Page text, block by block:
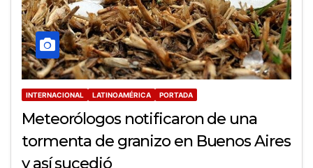
INTERNACIONAL LATINOAMÉRICA PORTADA
Meteorólogos notificaron de una
tormenta de granizo en Buenos Aires
y así sucedió